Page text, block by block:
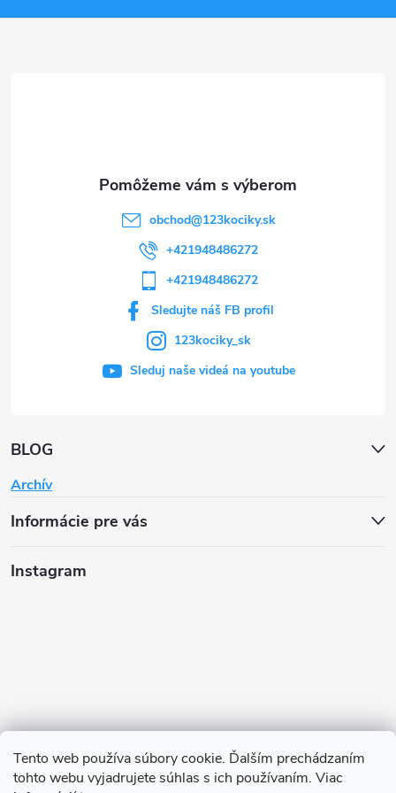
Tento web používa súbory cookie. Ďalším prechádzaním
tohto webu vyjadrujete súhlas s ich používaním. Viac
BLOG
Archív
Informácie pre vás
obchod@123kociky.sk
+421948486272
+421948486272
Sledujte náš FB profil
123kociky_sk
Sleduj naše videá na youtube
Instagram